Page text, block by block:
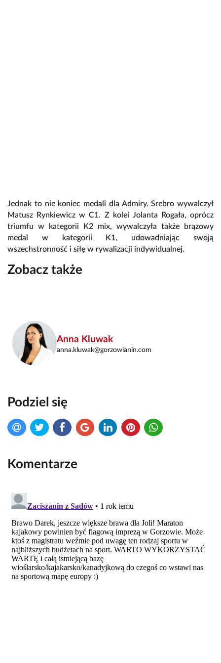
Jednak to nie koniec medali dla Admiry. Srebro wywalczył
Matusz Rynkiewicz w C1. Z kolei Jolanta Rogała, oprócz
triumfu w kategorii K2 mix, wywalczyła także brązowy
medal w kategorii K1, udowadniając swoją
wszechstronność i siłę w rywalizacji indywidualnej.
Zobacz także
Anna Kluwak
anna.kluwak@gorzowianin.com
Podziel się
Komentarze